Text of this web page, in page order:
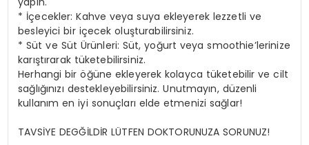
* İçecekler: Kahve veya suya ekleyerek lezzetli ve
besleyici bir içecek oluşturabilirsiniz.
* Süt ve Süt Ürünleri: Süt, yoğurt veya smoothie’lerinize
karıştırarak tüketebilirsiniz.
Herhangi bir öğüne ekleyerek kolayca tüketebilir ve cilt
sağlığınızı destekleyebilirsiniz. Unutmayın, düzenli
kullanım en iyi sonuçları elde etmenizi sağlar!
TAVSİYE DEGĞİLDİR LÜTFEN DOKTORUNUZA SORUNUZ!